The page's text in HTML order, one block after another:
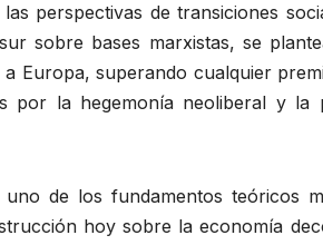
perspectivas de transiciones
sobre bases marxistas, se
Europa, superando cualquier
por la hegemonía neoliberal y la
de los fundamentos teóricos
hoy sobre la economía